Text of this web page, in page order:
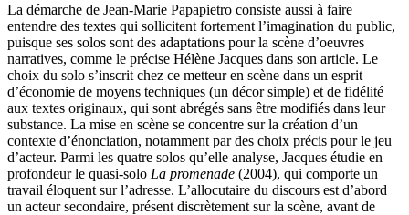
La démarche de Jean-Marie Papapietro consiste aussi à faire
entendre des textes qui sollicitent fortement l’imagination du public,
puisque ses solos sont des adaptations pour la scène d’oeuvres
narratives, comme le précise Hélène Jacques dans son article. Le
choix du solo s’inscrit chez ce metteur en scène dans un esprit
d’économie de moyens techniques (un décor simple) et de fidélité
aux textes originaux, qui sont abrégés sans être modifiés dans leur
substance. La mise en scène se concentre sur la création d’un
contexte d’énonciation, notamment par des choix précis pour le jeu
d’acteur. Parmi les quatre solos qu’elle analyse, Jacques étudie en
profondeur le quasi-solo La promenade (2004), qui comporte un
travail éloquent sur l’adresse. L’allocutaire du discours est d’abord
un acteur secondaire, présent discrètement sur la scène, avant de